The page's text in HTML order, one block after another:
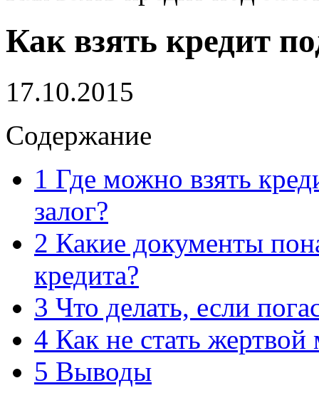
Как взять кредит
17.10.2015
Содержание
1 Где можно взять
залог?
2 Какие документы
кредита?
3 Что делать, если
4 Как не стать
5 Выводы